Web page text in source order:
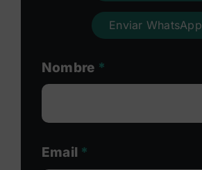
Enviar WhatsApp
Nombre *
Email *